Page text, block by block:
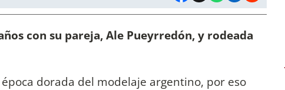
con su pareja, Ale Pueyrredón, y rodeada
dorada del modelaje argentino, por eso